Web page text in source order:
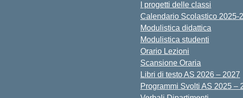
I progetti delle classi
Calendario Scolastico 2025-
Modulistica didattica
Modulistica studenti
Orario Lezioni
Scansione Oraria
Libri di testo AS 2026 – 2027
Programmi Svolti AS 2025 –